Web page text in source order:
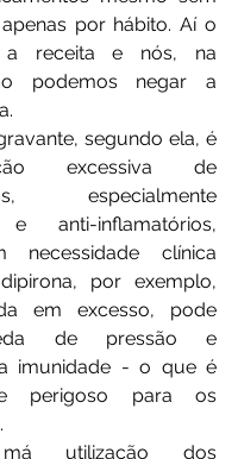
por hábito. Aí o
a receita e nós, na
podemos negar a
excessiva de
especialmente
e anti-inflamatórios,
necessidade clínica
por exemplo,
em excesso, pode
de pressão e
imunidade - o que é
perigoso para os